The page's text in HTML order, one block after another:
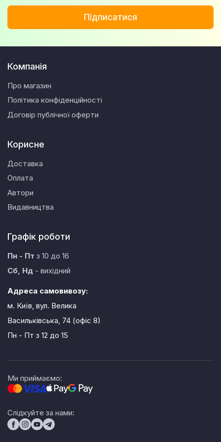
Підписатися
Компанія
Про магазин
Політика конфіденційності
Договір публічної оферти
Корисне
Доставка
Оплата
Автори
Видавництва
Графік роботи
Пн - Пт з 10 до 16
Сб, Нд - вихідний
Адреса самовивозу:
м. Київ, вул. Велика
Васильківська, 74 (офіс 8)
Пн - Пт з 12 до 15
Ми приймаємо:
Слідкуйте за нами: